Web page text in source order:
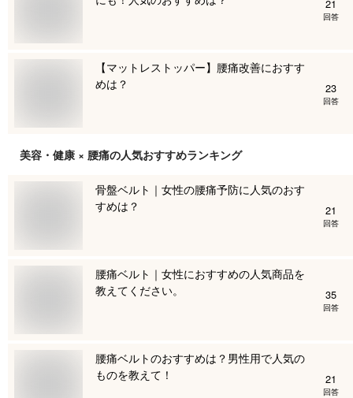
21
回答
【マットレストッパー】腰痛改善におすす
めは？
23
回答
美容・健康 × 腰痛の人気おすすめランキング
骨盤ベルト｜女性の腰痛予防に人気のおす
すめは？
21
回答
腰痛ベルト｜女性におすすめの人気商品を
教えてください。
35
回答
腰痛ベルトのおすすめは？男性用で人気の
ものを教えて！
21
回答